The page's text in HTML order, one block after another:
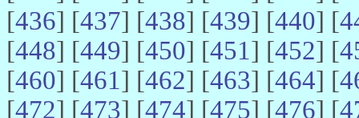
[436] [437] [438] [439] [440] [
[448] [449] [450] [451] [452] [
[460] [461] [462] [463] [464] [
[472] [473] [474] [475] [476] [